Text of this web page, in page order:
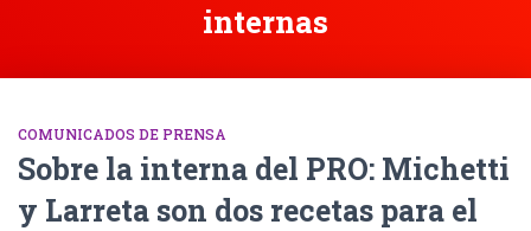
internas
COMUNICADOS DE PRENSA
Sobre la interna del PRO: Michetti
y Larreta son dos recetas para el